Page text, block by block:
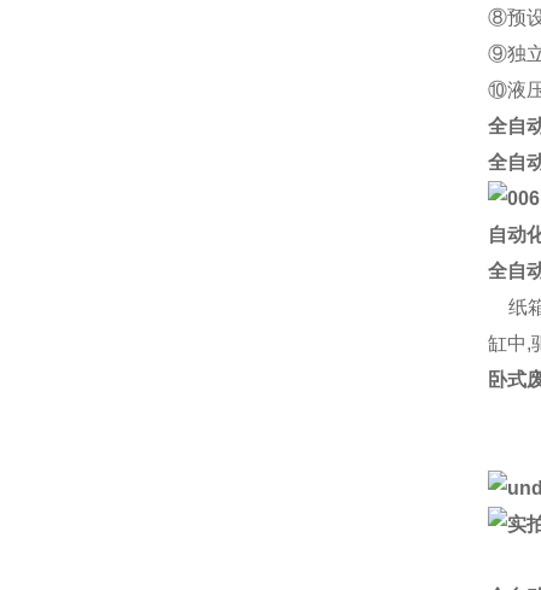
⑧预
⑨独
⑩液
全自
全自
自动
全自
纸
缸中,
卧式